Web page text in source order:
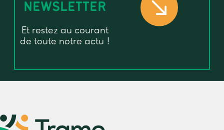
NEWSLETTER
Et restez au courant
de toute notre actu !